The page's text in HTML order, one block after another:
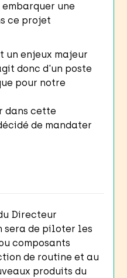
une
ce projet
un enjeux majeur
donc d'un poste
pour notre
dans cette
de mandater
Directeur
sera de piloter les
composants
de routine et au
produits du